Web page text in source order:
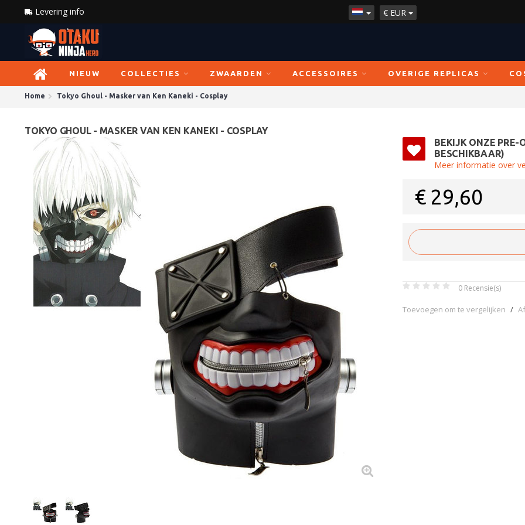
Levering info € EUR
NIEUW COLLECTIES ZWAARDEN ACCESSOIRES OVERIGE REPLICAS
Home Tokyo Ghoul - Masker van Ken Kaneki - Cosplay
TOKYO GHOUL - MASKER VAN KEN KANEKI - COSPLAY
BEKIJK ONZE PRE-
BESCHIKBAAR)
Meer informatie over
€ 29,60
0 Recensie(s)
Toevoegen om te vergelijken /